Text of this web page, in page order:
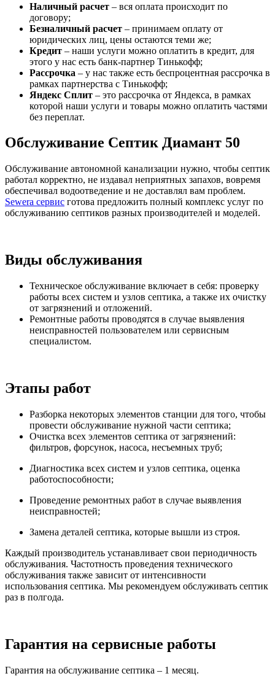
Наличный расчет – вся оплата происходит по
договору;
Безналичный расчет – принимаем оплату от
юридических лиц, цены остаются теми же;
Кредит – наши услуги можно оплатить в кредит, для
этого у нас есть банк-партнер Тинькофф;
Рассрочка – у нас также есть беспроцентная рассрочка в
рамках партнерства с Тинькофф;
Яндекс Сплит – это рассрочка от Яндекса, в рамках
которой наши услуги и товары можно оплатить частями
без переплат.
Обслуживание Септик Диамант 50
Обслуживание автономной канализации нужно, чтобы септик
работал корректно, не издавал неприятных запахов, вовремя
обеспечивал водоотведение и не доставлял вам проблем.
Sewera сервис готова предложить полный комплекс услуг по
обслуживанию септиков разных производителей и моделей.
Виды обслуживания
Техническое обслуживание включает в себя: проверку
работы всех систем и узлов септика, а также их очистку
от загрязнений и отложений.
Ремонтные работы проводятся в случае выявления
неисправностей пользователем или сервисным
специалистом.
Этапы работ
Разборка некоторых элементов станции для того, чтобы
провести обслуживание нужной части септика;
Очистка всех элементов септика от загрязнений:
фильтров, форсунок, насоса, несъемных труб;
Диагностика всех систем и узлов септика, оценка
работоспособности;
Проведение ремонтных работ в случае выявления
неисправностей;
Замена деталей септика, которые вышли из строя.
Каждый производитель устанавливает свои периодичность
обслуживания. Частотность проведения технического
обслуживания также зависит от интенсивности
использования септика. Мы рекомендуем обслуживать септик
раз в полгода.
Гарантия на сервисные работы
Гарантия на обслуживание септика – 1 месяц.